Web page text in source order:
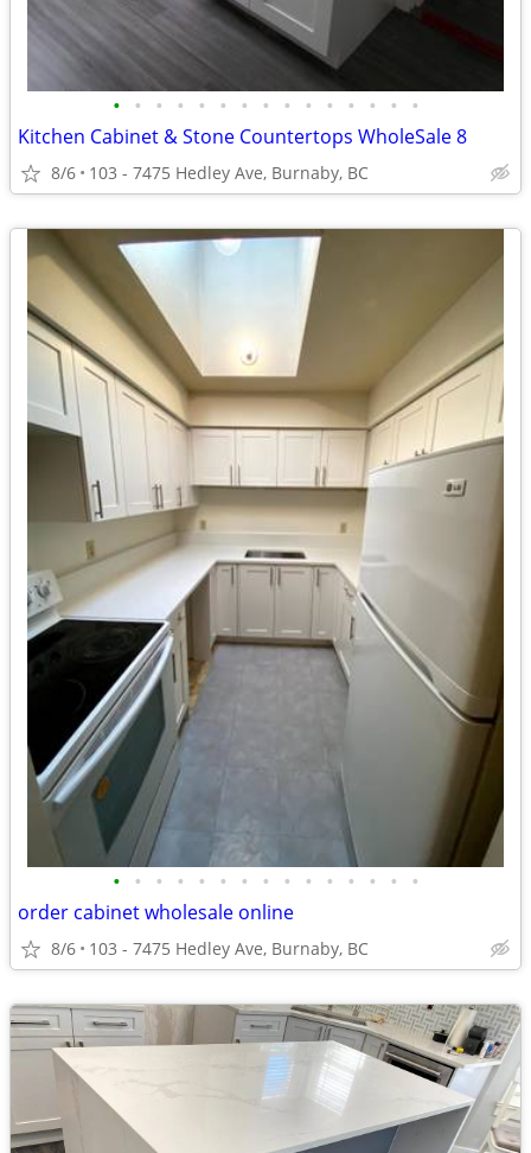
• • • • • • • • • • • • • • •
Kitchen Cabinet & Stone Countertops WholeSale 8
8/6 103 - 7475 Hedley Ave, Burnaby, BC
• • • • • • • • • • • • • • •
order cabinet wholesale online
8/6 103 - 7475 Hedley Ave, Burnaby, BC